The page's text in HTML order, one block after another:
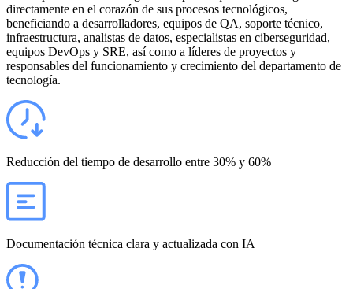
directamente en el corazón de sus procesos tecnológicos,
beneficiando a desarrolladores, equipos de QA, soporte técnico,
infraestructura, analistas de datos, especialistas en ciberseguridad,
equipos DevOps y SRE, así como a líderes de proyectos y
responsables del funcionamiento y crecimiento del departamento de
tecnología.
Reducción del tiempo de desarrollo entre 30% y 60%
Documentación técnica clara y actualizada con IA